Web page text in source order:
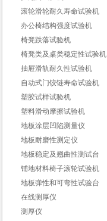
滚轮滑轮耐久寿命试验机
办公椅结构强度试验机
椅凳跌落试验机
椅凳类及桌类稳定性试验机
抽屉滑轨耐久性试验机
自动式门铰链寿命试验机
塑胶试样试验机
塑料滑动摩擦试验机
地板涂层凹陷测量仪
地板耐磨性测定仪
地板稳定及翘曲性测试台
铺地材料椅子滚轮试验机
地板弹性和可弯性试验台
在线测厚仪
测厚仪